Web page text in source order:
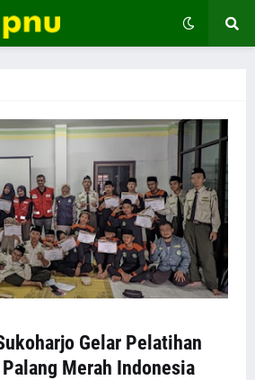
Gelar Pelatihan
Palang Merah Indonesia